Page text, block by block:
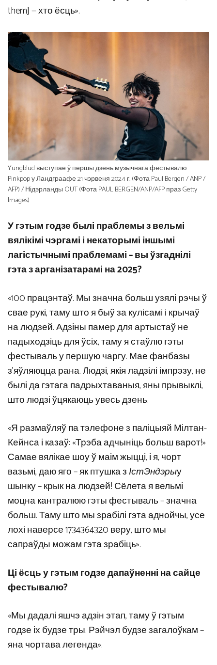
them] — хто ёсць».
Yungblud выступае ў першы дзень музычнага фестывалю
Pinkpop у Ландграафе 21 чэрвеня 2024 г. (Фота Paul Bergen / ANP /
AFP) / Нідэрланды OUT (Фота PAUL BERGEN/ANP/AFP праз Getty
Images)
У гэтым годзе былі праблемы з вельмі
вялікімі чэргамі і некаторымі іншымі
лагістычнымі праблемамі – вы ўзгаднілі
гэта з арганізатарамі на 2025?
«100 працэнтаў. Мы значна больш узялі рэчы ў
свае рукі, таму што я быў за кулісамі і крычаў
на людзей. Адзіны памер для артыстаў не
падыходзіць для ўсіх, таму я стаўлю гэты
фестываль у першую чаргу. Мае фанбазы
з’яўляюцца рана. Людзі, якія ладзілі імпрэзу, не
былі да гэтага падрыхтаваныя, яны прывыклі,
што людзі ўцякаюць увесь дзень.
«Я размаўляў па тэлефоне з паліцыяй Мілтан-
Кейнса і казаў: «Трэба адчыніць больш варот!»
Самае вялікае шоу ў маім жыцці, і я, чорт
вазьмі, даю яго – як птушка зІстЭндэрыу
шынку – крык на людзей! Сёлета я вельмі
моцна кантралюю гэты фестываль – значна
больш. Таму што мы зрабілі гэта аднойчы, усе
лохі наверсе 1734364320 веру, што мы
сапраўды можам гэта зрабіць».
Ці ёсць у гэтым годзе дапаўненні на сайце
фестывалю?
«Мы дадалі яшчэ адзін этап, таму ў гэтым
годзе іх будзе тры. Рэйчэл будзе загалоўкам –
яна чортава легенда».